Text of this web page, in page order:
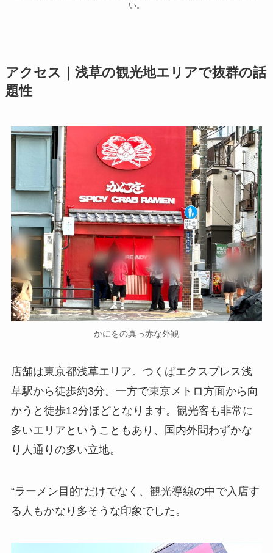
い。
アクセス｜浅草の観光地エリアで抜群の話
題性
かにをの真っ赤な外観
店舗は東京都浅草エリア。つくばエクスプレス浅
草駅から徒歩約3分。一方で東京メトロ方面から向
かうと徒歩12分ほどとなります。観光客も非常に
多いエリアということもあり、国内外問わずかな
り人通りの多い立地。
“ラーメン目的”だけでなく、観光導線の中で入店す
る人もかなり多そうな印象でした。